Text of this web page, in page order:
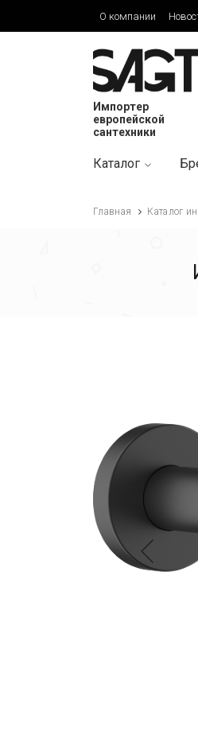
О компании
Импортер
европейской
сантехники
Каталог
Главная Каталог